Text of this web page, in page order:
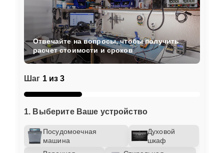
Шаг 1 из 3
1. Выберите Ваше устройство
Посудомоечная
машина
Духовой
шкаф
Отвечайте на вопросы, чтобы получить
расчет стоимости и сроков